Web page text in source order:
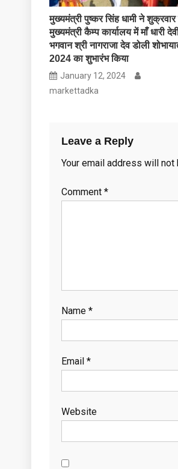
मुख्यमंत्री पुष्कर सिंह धामी ने
मुख्यमंत्री कैम्प कार्यालय में माँ धारी
भगवान श्री नागराजा देव डोली
2024 का शुभारंभ किया
January 12, 2024
markettadka
Leave a Reply
Your email address will not
Comment *
Name *
Email *
Website